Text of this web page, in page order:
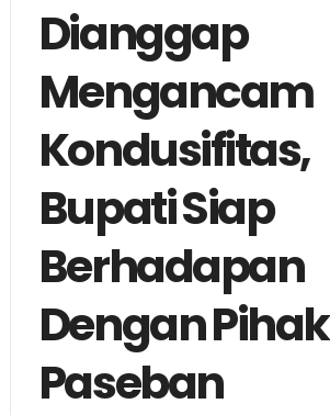
Dianggap
Mengancam
Kondusifitas,
Bupati Siap
Berhadapan
Dengan Pihak
Paseban